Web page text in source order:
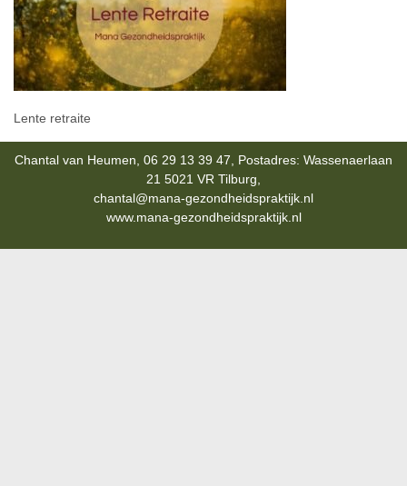
Lente retraite
Chantal van Heumen, 06 29 13 39 47, Postadres: Wassenaerlaan
21 5021 VR Tilburg,
chantal@mana-gezondheidspraktijk.nl
www.mana-gezondheidspraktijk.nl